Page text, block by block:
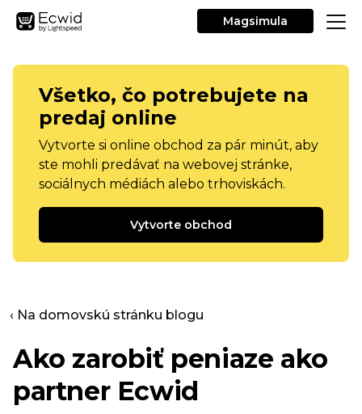
Magsimula
Všetko, čo potrebujete na
predaj online
Vytvorte si online obchod za pár minút, aby
ste mohli predávať na webovej stránke,
sociálnych médiách alebo trhoviskách.
Vytvorte obchod
‹ Na domovskú stránku blogu
Ako zarobiť peniaze ako
partner Ecwid